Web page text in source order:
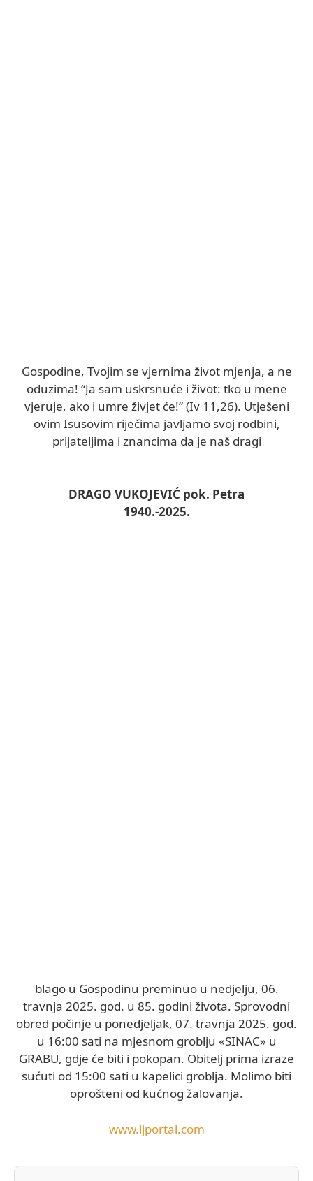
Gospodine, Tvojim se vjernima život mjenja, a ne
oduzima! “Ja sam uskrsnuće i život: tko u mene
vjeruje, ako i umre živjet će!” (Iv 11,26). Utješeni
ovim Isusovim riječima javljamo svoj rodbini,
prijateljima i znancima da je naš dragi
DRAGO VUKOJEVIĆ pok. Petra
1940.-2025.
blago u Gospodinu preminuo u nedjelju, 06.
travnja 2025. god. u 85. godini života. Sprovodni
obred počinje u ponedjeljak, 07. travnja 2025. god.
u 16:00 sati na mjesnom groblju «SINAC» u
GRABU, gdje će biti i pokopan. Obitelj prima izraze
sućuti od 15:00 sati u kapelici groblja. Molimo biti
oprošteni od kućnog žalovanja.
www.ljportal.com